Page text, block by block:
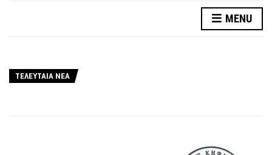
MENU
ΤΕΛΕΥΤΑΙΑ ΝΕΑ